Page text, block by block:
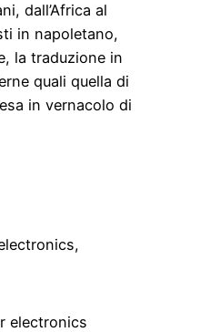
dall’Africa al
in napoletano,
la traduzione in
quali quella di
in vernacolo di
electronics